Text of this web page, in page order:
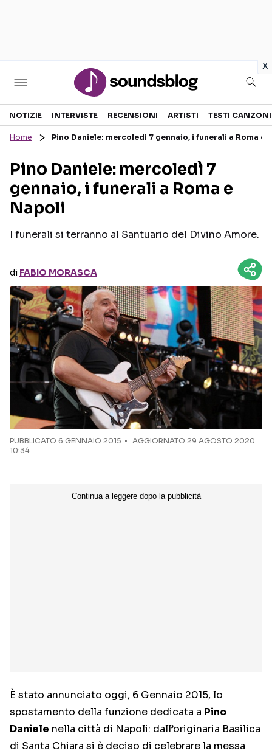
x
Sezioni
RECENSIONI MUSICALI
INTERVISTE
GOSSIP E CURIOSITÀ
TESTI CANZONI
TOUR ED EVENTI
Seguici sui social
NOTIZIE INTERVISTE RECENSIONI ARTISTI TESTI CANZONI
Home Pino Daniele: mercoledì 7 gennaio, i funerali a Roma e
Pino Daniele: mercoledì 7
gennaio, i funerali a Roma e
Napoli
I funerali si terranno al Santuario del Divino Amore.
di FABIO MORASCA
PUBBLICATO 6 GENNAIO 2015
AGGIORNATO 29 AGOSTO 2020
10:34
È stato annunciato oggi, 6 Gennaio 2015, lo
spostamento della funzione dedicata a Pino
Daniele nella città di Napoli: dall’originaria Basilica
di Santa Chiara si è deciso di celebrare la messa